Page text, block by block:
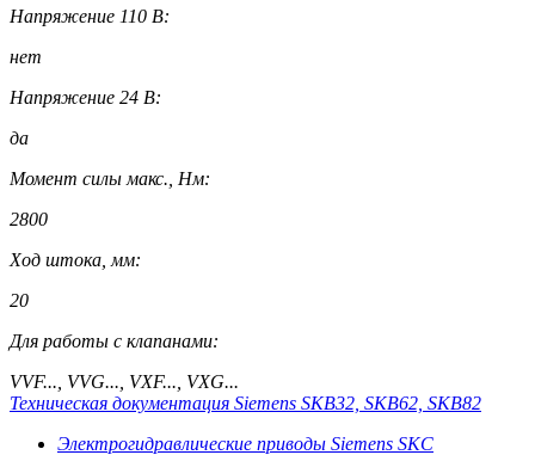
Напряжение 110 В:
нет
Напряжение 24 В:
да
Момент силы макс., Нм:
2800
Ход штока, мм:
20
Для работы с клапанами:
VVF..., VVG..., VXF..., VXG...
Техническая документация Siemens SKB32, SKB62, SKB82
Электрогидравлические приводы Siemens SKC